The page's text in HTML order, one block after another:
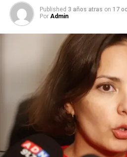
Published 3 años atras on 17
Por Admin